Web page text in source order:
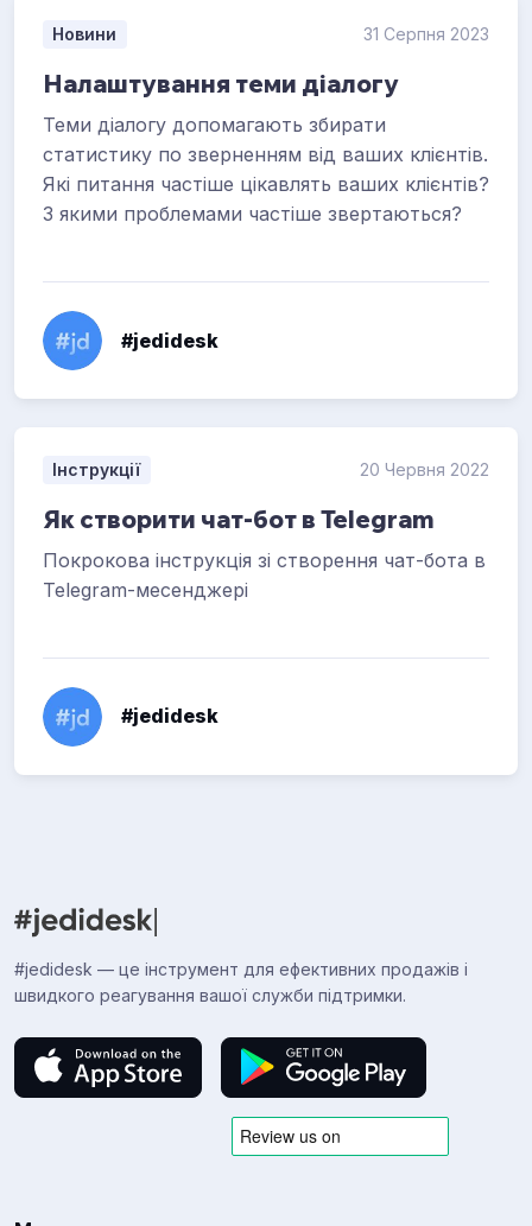
Новини 31 Серпня 2023
Налаштування теми діалогу
Теми діалогу допомагають збирати
статистику по зверненням від ваших клієнтів.
Які питання частіше цікавлять ваших клієнтів?
З якими проблемами частіше звертаються?
#jedidesk
Інструкції 20 Червня 2022
Як створити чат-бот в Telegram
Покрокова інструкція зі створення чат-бота в
Telegram-месенджері
#jedidesk
#jedidesk — це інструмент для ефективних продажів і
швидкого реагування вашої служби підтримки.